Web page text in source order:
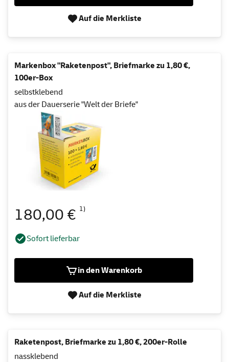
Auf die Merkliste
Markenbox "Raketenpost", Briefmarke zu 1,80 €,
100er-Box
selbstklebend
aus der Dauerserie "Welt der Briefe"
180,00 € 1)
Sofort lieferbar
in den Warenkorb
Auf die Merkliste
Raketenpost, Briefmarke zu 1,80 €, 200er-Rolle
nassklebend